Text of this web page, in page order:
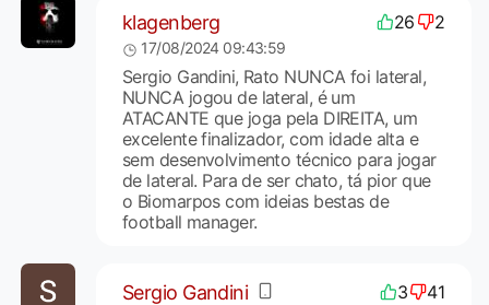
klagenberg 26 2
17/08/2024 09:43:59
Sergio Gandini, Rato NUNCA foi lateral,
NUNCA jogou de lateral, é um
ATACANTE que joga pela DIREITA, um
excelente finalizador, com idade alta e
sem desenvolvimento técnico para jogar
de lateral. Para de ser chato, tá pior que
o Biomarpos com ideias bestas de
football manager.
Sergio Gandini 3 41